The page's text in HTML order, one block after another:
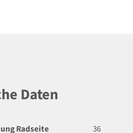
Daten
Radseite
36